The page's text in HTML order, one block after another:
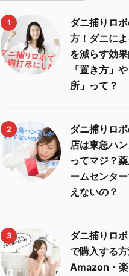
1
ダニ捕りロ
方！ダニに
を減らす効
「置き方」
所」って？
2
ダニ捕りロ
店は東急ハ
ってマジ？
ームセンタ
えないの？
3
ダニ捕りロ
で購入する方
Amazon・